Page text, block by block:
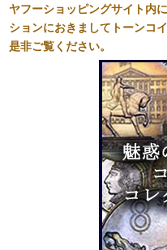
ヤフーショッピングサイト内
ションにおきましてトーンコ
是非ご覧ください。